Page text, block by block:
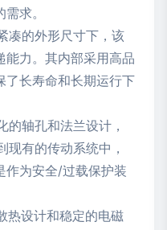
求。
凑的外形尺寸下，该
能力。其内部采用高品
了长寿命和长期运行下
的轴孔和法兰设计，
有的传动系统中，
作为安全/过载保护装
热设计和稳定的电磁